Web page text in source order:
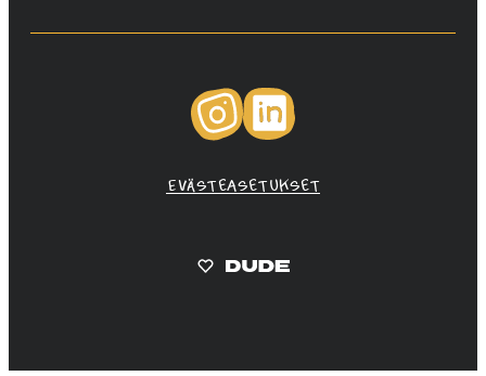
Instagram
Evästeasetukset